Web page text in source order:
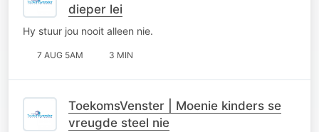
dieper lei
Hy stuur jou nooit alleen nie.
7 AUG 5AM 3 MIN
ToekomsVenster | Moenie kinders se
vreugde steel nie